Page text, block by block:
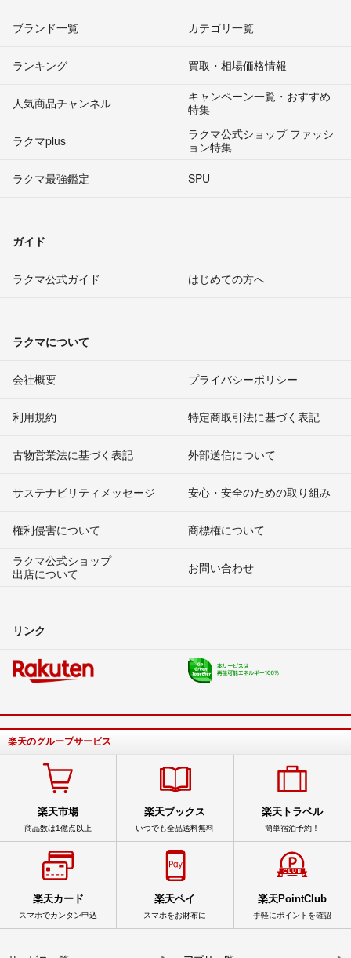
ブランド一覧 カテゴリ一覧
ランキング 買取・相場価格情報
人気商品チャンネル
キャンペーン一覧・おすすめ
特集
ラクマplus
ラクマ公式ショップ ファッシ
ョン特集
ラクマ最強鑑定
SPU
ガイド
ラクマ公式ガイド はじめての方へ
ラクマについて
会社概要 プライバシーポリシー
利用規約 特定商取引法に基づく表記
古物営業法に基づく表記 外部送信について
サステナビリティメッセージ 安心・安全のための取り組み
権利侵害について
商標権について
ラクマ公式ショップ
出店について
お問い合わせ
リンク
楽天のグループサービス
楽天市場
商品数は1億点以上
楽天ブックス
いつでも全品送料無料
楽天トラベル
簡単宿泊予約！
楽天カード
スマホでカンタン申込
楽天ペイ
スマホをお財布に
楽天PointClub
手軽にポイントを確認